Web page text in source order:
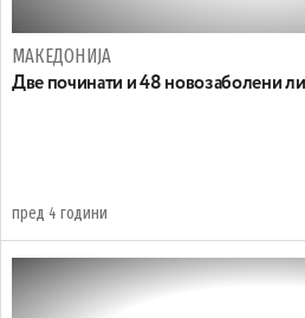
МАКЕДОНИЈА
Две починати и 48 новозаболени
пред 4 години